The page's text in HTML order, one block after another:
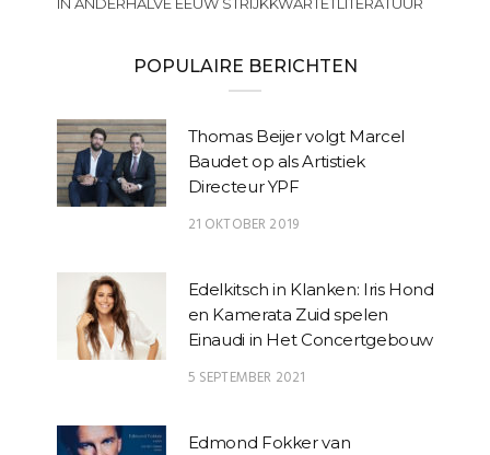
POPULAIRE BERICHTEN
Thomas Beijer volgt Marcel
Baudet op als Artistiek
Directeur YPF
21 OKTOBER 2019
Edelkitsch in Klanken: Iris Hond
en Kamerata Zuid spelen
Einaudi in Het Concertgebouw
5 SEPTEMBER 2021
Edmond Fokker van